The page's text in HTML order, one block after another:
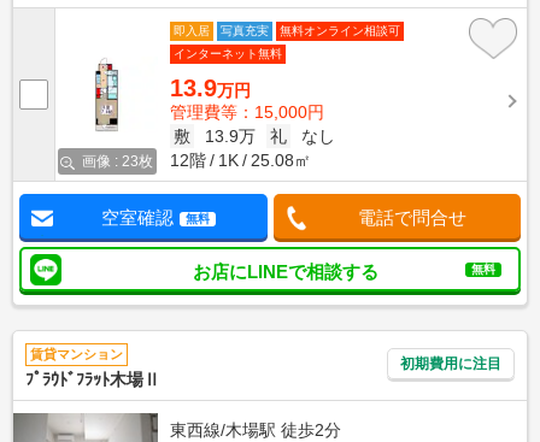
画像 : 23枚
即入居 写真充実
無料オンライン相談可
インターネット無料
13.9万円
管理費等：15,000円
敷
13.9万 礼
なし
12階
1K 25.08㎡
空室確認 無料 電話で問合せ
お店にLINEで相談する 無料
賃貸マンション
ﾌﾟﾗｳﾄﾞﾌﾗｯﾄ木場Ⅱ
初期費用に注目
東西線/木場駅 徒歩2分